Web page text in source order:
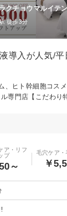
クチョウマルイテ
徒歩3分
導入が人気/平
、ヒト幹細胞コス
専門店【こだわり
ア・リフ
プ
～
毛穴ケア
￥